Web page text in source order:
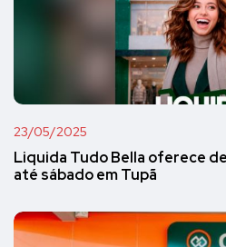
23/05/2025
Liquida Tudo Bella oferece
até sábado em Tupã